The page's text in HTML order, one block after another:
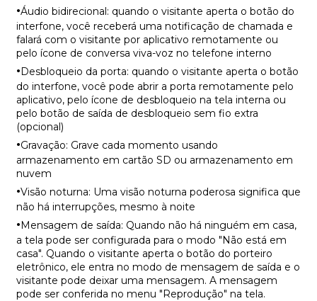
·Áudio bidirecional: quando o visitante aperta o botão do
interfone, você receberá uma notificação de chamada e
falará com o visitante por aplicativo remotamente ou
pelo ícone de conversa viva-voz no telefone interno
·Desbloqueio da porta: quando o visitante aperta o botão
do interfone, você pode abrir a porta remotamente pelo
aplicativo, pelo ícone de desbloqueio na tela interna ou
pelo botão de saída de desbloqueio sem fio extra
(opcional)
·Gravação: Grave cada momento usando
armazenamento em cartão SD ou armazenamento em
nuvem
·Visão noturna: Uma visão noturna poderosa significa que
não há interrupções, mesmo à noite
·Mensagem de saída: Quando não há ninguém em casa,
a tela pode ser configurada para o modo "Não está em
casa". Quando o visitante aperta o botão do porteiro
eletrônico, ele entra no modo de mensagem de saída e o
visitante pode deixar uma mensagem. A mensagem
pode ser conferida no menu "Reprodução" na tela.